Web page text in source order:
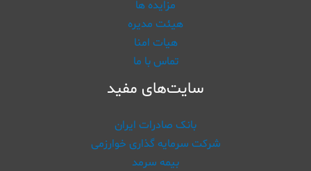
مزایده ها
هیئت مدیره
هیات امنا​
تماس با ما
سایت‌های مفید
بانک صادرات ایران
شرکت سرمایه گذاری خوارزمی
بیمه سرمد